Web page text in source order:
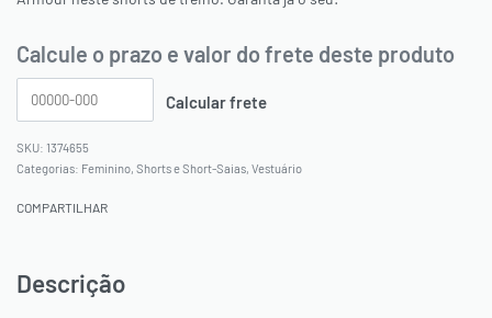
Calcule o prazo e valor do frete deste produto
1374655
Categorias: Feminino, Shorts e Short-Saias, Vestuário
COMPARTILHAR
Descrição